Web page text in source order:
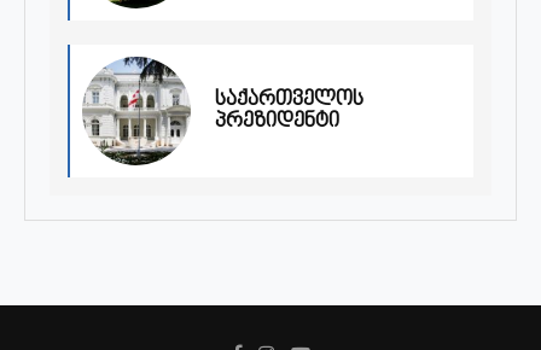
საქართველოს
პრეზიდენტი